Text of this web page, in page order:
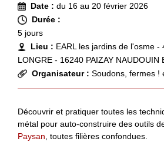
Date : du 16 au 20 février 2026
Durée :
5 jours
Lieu : EARL les jardins de l'osme -
LONGRE - 16240 PAIZAY NAUDOUIN
Organisateur : Soudons, fermes !
Découvrir et pratiquer toutes les
métal pour auto-construire des outils
Paysan , toutes filières confondues.